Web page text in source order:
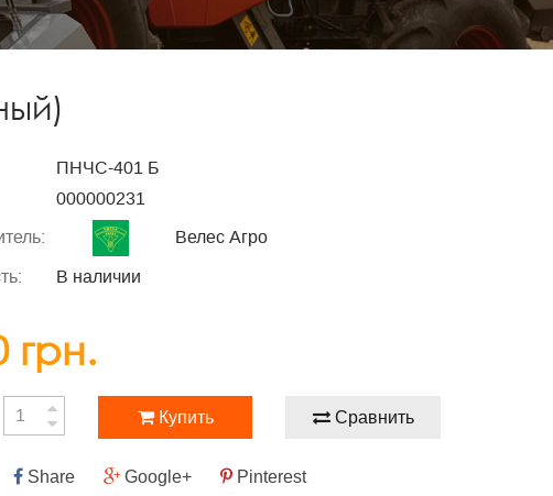
ПНЧС-401 Б
000000231
Велес Агро
В наличии
грн.
Купить Сравнить
Share Google+ Pinterest